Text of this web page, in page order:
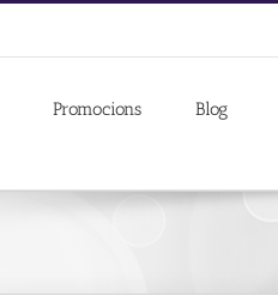
Promocions Blog